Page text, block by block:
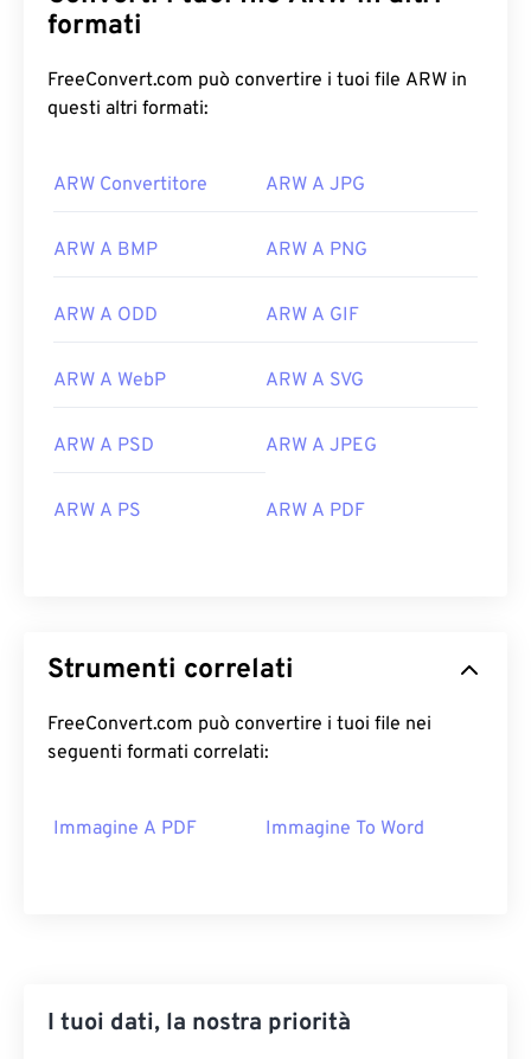
formati
FreeConvert.com può convertire i tuoi file ARW in
questi altri formati:
ARW Convertitore ARW A JPG
ARW A BMP ARW A PNG
ARW A ODD ARW A GIF
ARW A WebP ARW A SVG
ARW A PSD ARW A JPEG
ARW A PS ARW A PDF
Strumenti correlati
FreeConvert.com può convertire i tuoi file nei
seguenti formati correlati:
Immagine A PDF Immagine To Word
I tuoi dati, la nostra priorità